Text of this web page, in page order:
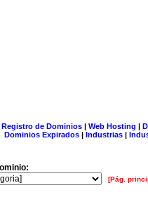
Registro de Dominios| Web Hosting |
Dominios Expirados | Industrias |
[Pág.